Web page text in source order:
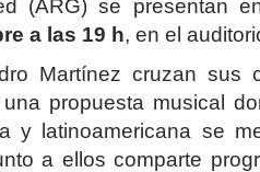
(ARG) se presentan
a las 19 h, en el
Martínez cruzan sus
propuesta musical
y latinoamericana se
a ellos comparte